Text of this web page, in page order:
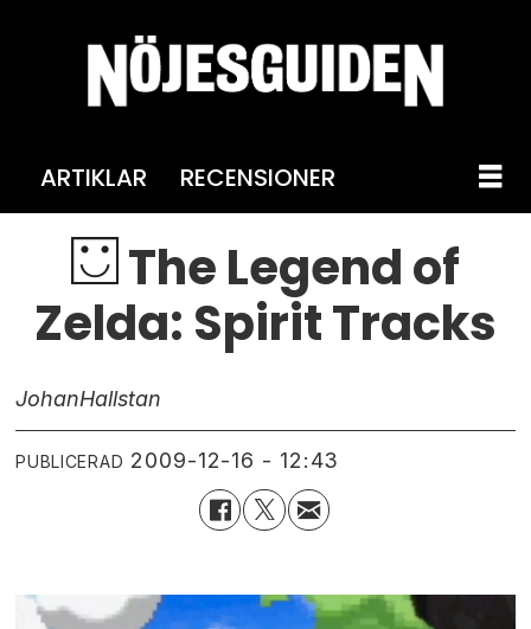
ARTIKLAR RECENSIONER
The Legend of
Zelda: Spirit Tracks
JohanHallstan
PUBLICERAD 2009-12-16 - 12:43